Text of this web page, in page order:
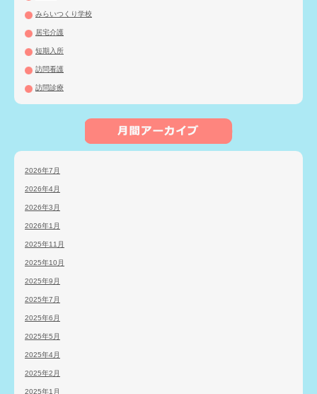
みらいつくり学校
居宅介護
短期入所
訪問看護
訪問診療
2026年7月
2026年4月
2026年3月
2026年1月
2025年11月
2025年10月
2025年9月
2025年7月
2025年6月
2025年5月
2025年4月
2025年2月
2025年1月